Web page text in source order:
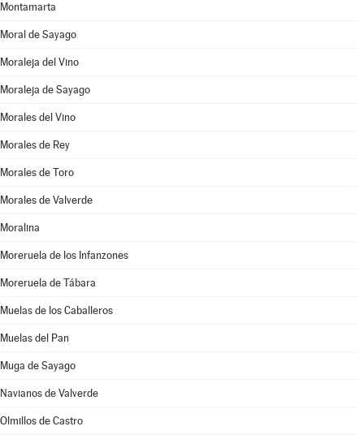
Montamarta
Moral de Sayago
Moraleja del Vino
Moraleja de Sayago
Morales del Vino
Morales de Rey
Morales de Toro
Morales de Valverde
Moralina
Moreruela de los Infanzones
Moreruela de Tábara
Muelas de los Caballeros
Muelas del Pan
Muga de Sayago
Navianos de Valverde
Olmillos de Castro